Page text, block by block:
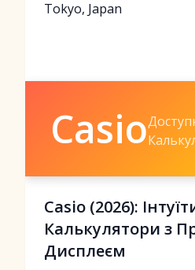
Tokyo, Japan
Casio
Casio (2026):
Калькулятори з
Дисплеєм